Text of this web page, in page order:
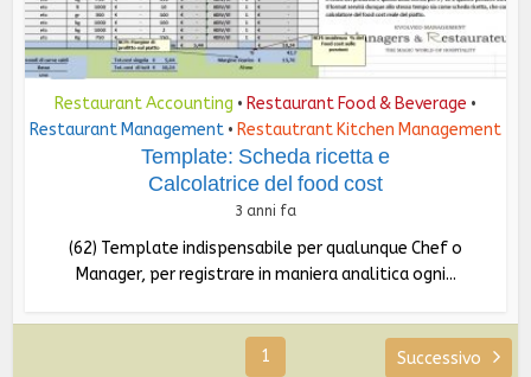
Restaurant Accounting • Restaurant Food & Beverage •
Restaurant Management • Restautrant Kitchen Management
Template: Scheda ricetta e
Calcolatrice del food cost
3 anni fa
(62) Template indispensabile per qualunque Chef o
Manager, per registrare in maniera analitica ogni...
1 Successivo